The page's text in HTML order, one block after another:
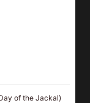
of the Jackal)